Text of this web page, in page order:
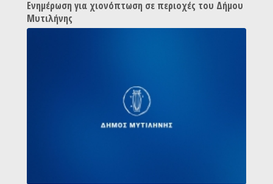
Ενημέρωση για χιονόπτωση σε περιοχές του Δήμου
Μυτιλήνης